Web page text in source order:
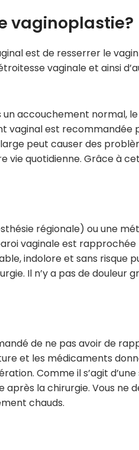
vaginoplastie?
est de resserrer le
vaginale et ainsi
accouchement normal,
vaginal est recommandée
peut causer des
vie quotidienne. Grâce à
régionale) ou une
vaginale est rapprochée
indolore et sans risque
Il n’y a pas de douleur
de ne pas avoir de
et les médicaments
Comme il s’agit
après la chirurgie. Vous ne
chauds.